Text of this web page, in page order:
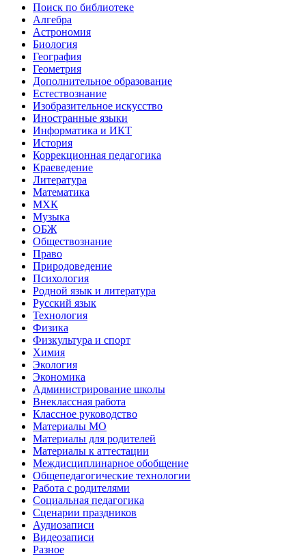
Поиск по библиотеке
Алгебра
Астрономия
Биология
География
Геометрия
Дополнительное образование
Естествознание
Изобразительное искусство
Иностранные языки
Информатика и ИКТ
История
Коррекционная педагогика
Краеведение
Литература
Математика
МХК
Музыка
ОБЖ
Обществознание
Право
Природоведение
Психология
Родной язык и литература
Русский язык
Технология
Физика
Физкультура и спорт
Химия
Экология
Экономика
Администрирование школы
Внеклассная работа
Классное руководство
Материалы МО
Материалы для родителей
Материалы к аттестации
Междисциплинарное обобщение
Общепедагогические технологии
Работа с родителями
Социальная педагогика
Сценарии праздников
Аудиозаписи
Видеозаписи
Разное